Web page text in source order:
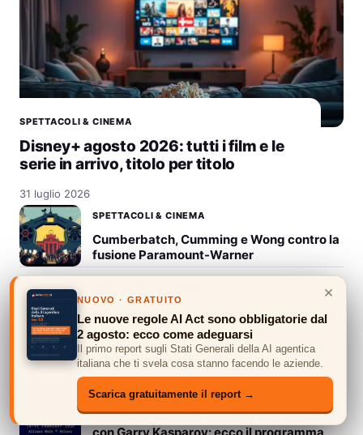
SPETTACOLI & CINEMA
Disney+ agosto 2026: tutti i film e le
serie in arrivo, titolo per titolo
31 luglio 2026
SPETTACOLI & CINEMA
Cumberbatch, Cumming e Wong contro la
fusione Paramount-Warner
NEXTOWN CHALLENGE, la Startup
Competition per migliorare la
digitalizzazione dei comuni di piccole e
medie dimensioni
SPETTACOLI & CINEMA
AI Festival debutta a Milano il 14 febbraio
×
NUOVO · GRATUITO
Le nuove regole AI Act sono obbligatorie dal
2 agosto: ecco come adeguarsi
Il primo report sugli Stati Generali della AI agentica
italiana che ti svela cosa stanno facendo le aziende.
Scarica gratuitamente il report →